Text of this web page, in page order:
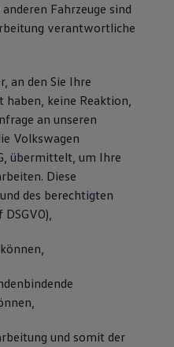
Fahrzeuge sind
verantwortliche
an den Sie Ihre
keine Reaktion,
an unseren
Volkswagen
übermittelt, um Ihre
Diese
des berechtigten
und somit der